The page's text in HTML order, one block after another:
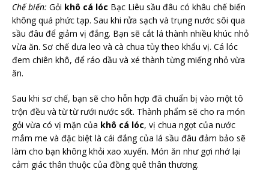
Chế biến: Gỏi khô cá lóc Bạc Liêu sầu đâu có khâu chế biến
không quá phức tạp. Sau khi rửa sạch và trụng nước sôi qua
sầu đâu để giảm vị đắng. Bạn sẽ cắt lá thành nhiều khúc nhỏ
vừa ăn. Sơ chế dưa leo và cà chua tùy theo khẩu vị. Cá lóc
đem chiên khô, để ráo dầu và xé thành từng miếng nhỏ vừa
ăn.
Sau khi sơ chế, bạn sẽ cho hỗn hợp đã chuẩn bị vào một tô
trộn đều và từ từ rưới nước sốt. Thành phẩm sẽ cho ra món
gỏi vừa có vị mặn của khô cá lóc, vị chua ngọt của nước
mắm me và đặc biệt là cái đắng của lá sầu đâu đảm bảo sẽ
làm cho bạn không khỏi xao xuyến. Món ăn như gợi nhớ lại
cảm giác thân thuộc của đồng quê thân thương.